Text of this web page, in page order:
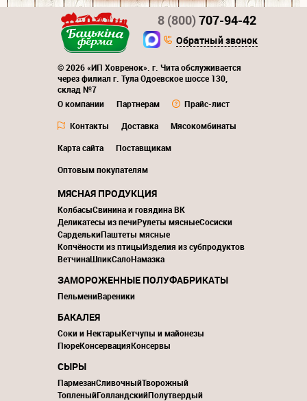
© 2026 «ИП Ховренок». г. Чита обслуживается
через филиал г. Тула Одоевское шоссе 130,
склад №7
О компании
Партнерам
Прайс-лист
Контакты
Доставка
Мясокомбинаты
Карта сайта
Поставщикам
Оптовым покупателям
8 (800)707-94-42
Обратный звонок
МЯСНАЯ ПРОДУКЦИЯ
КолбасыСвинина и говядина ВК
Деликатесы из печиРулеты мясныеСосиски
СарделькиПаштеты мясные
Копчёности из птицыИзделия из субпродуктов
ВетчинаШпикСалоНамазка
ЗАМОРОЖЕННЫЕ ПОЛУФАБРИКАТЫ
ПельмениВареники
БАКАЛЕЯ
Соки и НектарыКетчупы и майонезы
ПюреКонсервацияКонсервы
СЫРЫ
ПармезанСливочныйТворожный
ТопленыйГолландскийПолутвердый